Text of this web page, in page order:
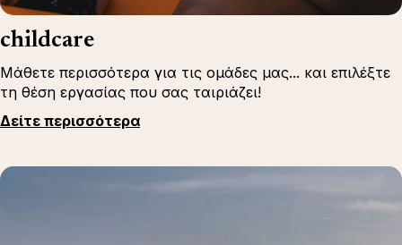
childcare
Μάθετε περισσότερα για τις ομάδες μας... και επιλέξτε
τη θέση εργασίας που σας ταιριάζει!
Δείτε περισσότερα